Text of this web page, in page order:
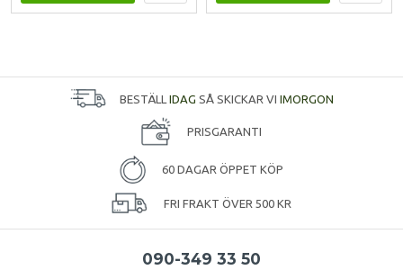
BESTÄLL IDAG SÅ SKICKAR VI IMORGON
PRISGARANTI
60 DAGAR ÖPPET KÖP
FRI FRAKT ÖVER 500 KR
090-349 33 50